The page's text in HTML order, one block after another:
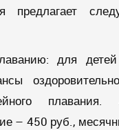
предлагает
для
плавания.
– 450 руб.,